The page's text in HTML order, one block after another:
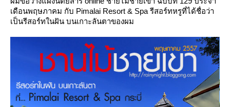
เดือนพฤษภาคม กับ Pimalai Resort & Spa รีสอร์ทหรูที่ได้ชื่อว่า
เป็นรีสอร์ทในฝัน บนเกาะลันตาของผม